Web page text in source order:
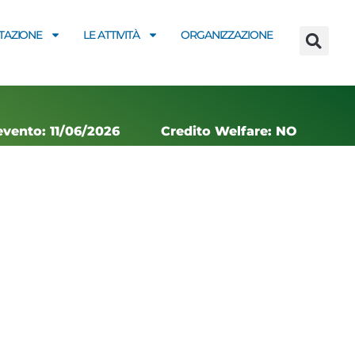
LE ATTIVITÀ ORGANIZZAZIONE
11/06/2026 Credito Welfare: NO